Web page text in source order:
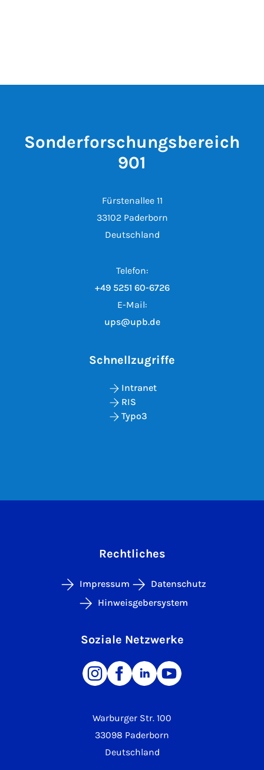
Sonderforschungsbereich
901
Fürstenallee 11
33102 Paderborn
Deutschland
Telefon:
+49 5251 60-6726
E-Mail:
ups@upb.de
Schnellzugriffe
Intranet
RIS
Typo3
Warburger Str. 100
33098 Paderborn
Deutschland
Rechtliches
Impressum
Datenschutz
Hinweisgebersystem
Soziale Netzwerke